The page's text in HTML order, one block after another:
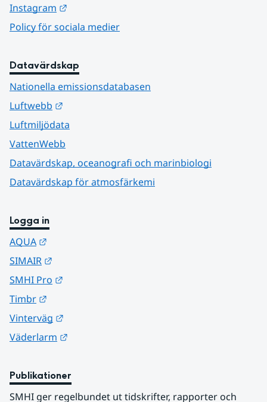
Instagram
Policy för sociala medier
Datavärdskap
Nationella emissionsdatabasen
Luftwebb
Luftmiljödata
VattenWebb
Datavärdskap, oceanografi och marinbiologi
Datavärdskap för atmosfärkemi
Logga in
AQUA
SIMAIR
SMHI Pro
Timbr
Vinterväg
Väderlarm
Publikationer
SMHI ger regelbundet ut tidskrifter, rapporter och